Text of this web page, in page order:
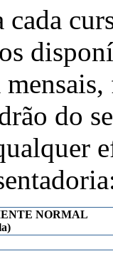
cada
do
NORMAL